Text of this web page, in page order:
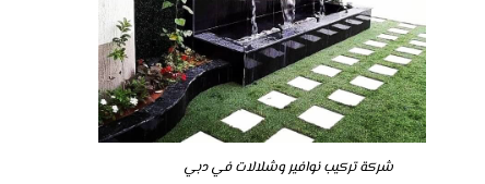
شركة تركيب نوافير وشلالات في دبي